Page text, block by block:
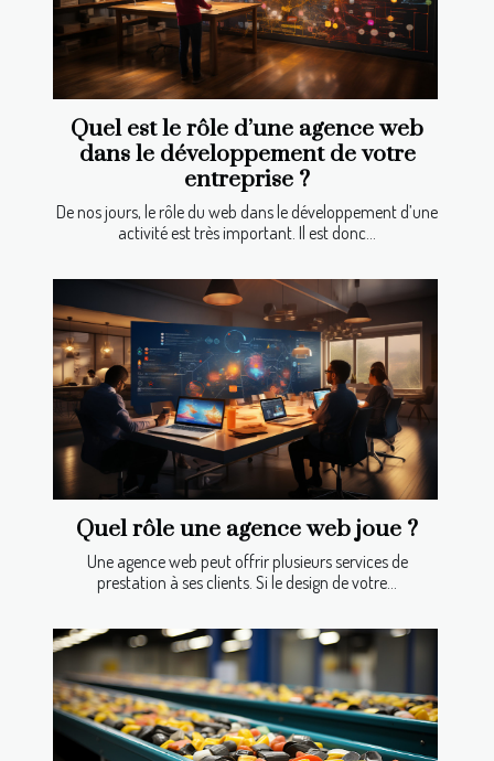
Quel est le rôle d’une agence web
dans le développement de votre
entreprise ?
De nos jours, le rôle du web dans le développement d’une
activité est très important. Il est donc...
Quel rôle une agence web joue ?
Une agence web peut offrir plusieurs services de
prestation à ses clients. Si le design de votre...